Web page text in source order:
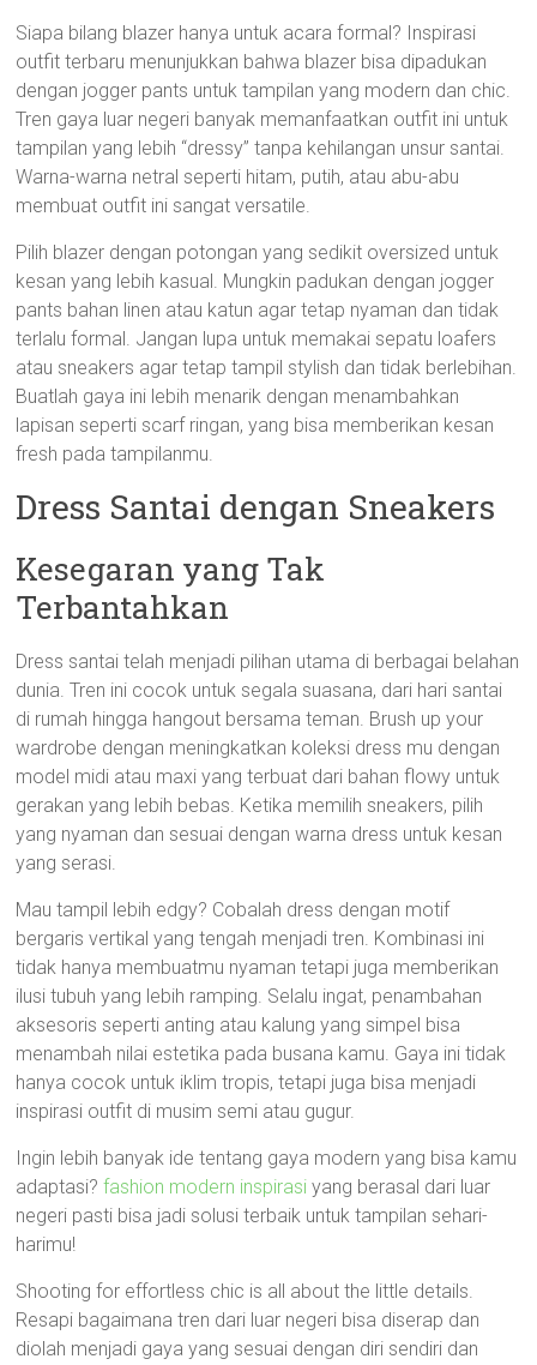
Siapa bilang blazer hanya untuk acara formal? Inspirasi
outfit terbaru menunjukkan bahwa blazer bisa dipadukan
dengan jogger pants untuk tampilan yang modern dan chic.
Tren gaya luar negeri banyak memanfaatkan outfit ini untuk
tampilan yang lebih “dressy” tanpa kehilangan unsur santai.
Warna-warna netral seperti hitam, putih, atau abu-abu
membuat outfit ini sangat versatile.
Pilih blazer dengan potongan yang sedikit oversized untuk
kesan yang lebih kasual. Mungkin padukan dengan jogger
pants bahan linen atau katun agar tetap nyaman dan tidak
terlalu formal. Jangan lupa untuk memakai sepatu loafers
atau sneakers agar tetap tampil stylish dan tidak berlebihan.
Buatlah gaya ini lebih menarik dengan menambahkan
lapisan seperti scarf ringan, yang bisa memberikan kesan
fresh pada tampilanmu.
Dress Santai dengan Sneakers
Kesegaran yang Tak
Terbantahkan
Dress santai telah menjadi pilihan utama di berbagai belahan
dunia. Tren ini cocok untuk segala suasana, dari hari santai
di rumah hingga hangout bersama teman. Brush up your
wardrobe dengan meningkatkan koleksi dress mu dengan
model midi atau maxi yang terbuat dari bahan flowy untuk
gerakan yang lebih bebas. Ketika memilih sneakers, pilih
yang nyaman dan sesuai dengan warna dress untuk kesan
yang serasi.
Mau tampil lebih edgy? Cobalah dress dengan motif
bergaris vertikal yang tengah menjadi tren. Kombinasi ini
tidak hanya membuatmu nyaman tetapi juga memberikan
ilusi tubuh yang lebih ramping. Selalu ingat, penambahan
aksesoris seperti anting atau kalung yang simpel bisa
menambah nilai estetika pada busana kamu. Gaya ini tidak
hanya cocok untuk iklim tropis, tetapi juga bisa menjadi
inspirasi outfit di musim semi atau gugur.
Ingin lebih banyak ide tentang gaya modern yang bisa kamu
adaptasi?fashion modern inspirasi yang berasal dari luar
negeri pasti bisa jadi solusi terbaik untuk tampilan sehari-
harimu!
Shooting for effortless chic is all about the little details.
Resapi bagaimana tren dari luar negeri bisa diserap dan
diolah menjadi gaya yang sesuai dengan diri sendiri dan